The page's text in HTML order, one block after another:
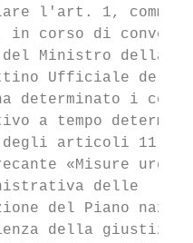
l'art. 1, comma
in corso di
Ministro della
Ufficiale del
determinato i
a tempo
articoli 11 e
«Misure
delle
del Piano
della